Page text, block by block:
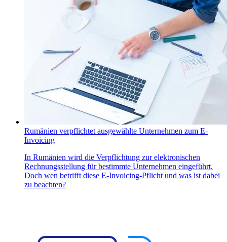
Rumänien verpflichtet ausgewählte Unternehmen zum E-
Invoicing
In Rumänien wird die Verpflichtung zur elektronischen
Rechnungsstellung für bestimmte Unternehmen eingeführt.
Doch wen betrifft diese E-Invoicing-Pflicht und was ist dabei
zu beachten?